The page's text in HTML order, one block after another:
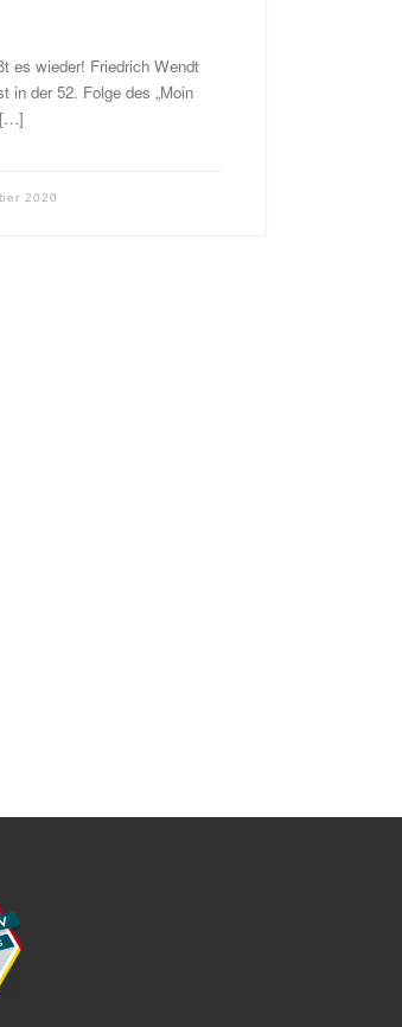
es wieder! Friedrich Wendt
in der 52. Folge des „Moin
[…]
2020